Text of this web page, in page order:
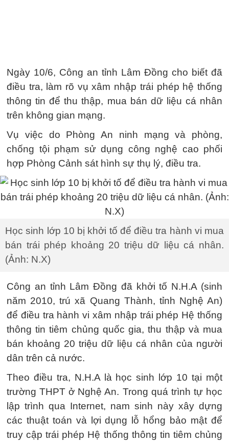
Ngày 10/6, Công an tỉnh Lâm Đồng cho biết đã
điều tra, làm rõ vụ xâm nhập trái phép hệ thống
thông tin để thu thập, mua bán dữ liệu cá nhân
trên không gian mạng.
Vụ việc do Phòng An ninh mạng và phòng,
chống tội phạm sử dụng công nghệ cao phối
hợp Phòng Cảnh sát hình sự thụ lý, điều tra.
Học sinh lớp 10 bị khởi tố để điều tra hành vi mua
bán trái phép khoảng 20 triệu dữ liệu cá nhân.
(Ảnh: N.X)
Công an tỉnh Lâm Đồng đã khởi tố N.H.A (sinh
năm 2010, trú xã Quang Thành, tỉnh Nghệ An)
để điều tra hành vi xâm nhập trái phép Hệ thống
thông tin tiêm chủng quốc gia, thu thập và mua
bán khoảng 20 triệu dữ liệu cá nhân của người
dân trên cả nước.
Theo điều tra, N.H.A là học sinh lớp 10 tại một
trường THPT ở Nghệ An. Trong quá trình tự học
lập trình qua Internet, nam sinh này xây dựng
các thuật toán và lợi dụng lỗ hổng bảo mật để
truy cập trái phép Hệ thống thông tin tiêm chủng